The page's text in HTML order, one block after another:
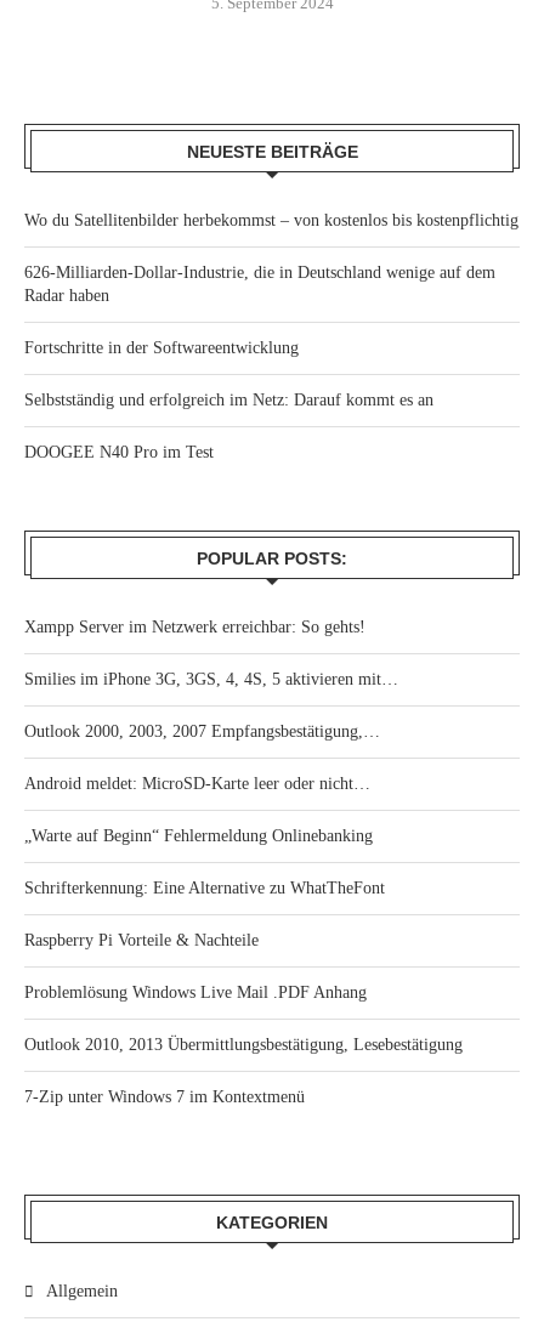
NEUESTE BEITRÄGE
Wo du Satellitenbilder herbekommst – von kostenlos bis kostenpflichtig
626-Milliarden-Dollar-Industrie, die in Deutschland wenige auf dem
Radar haben
Fortschritte in der Softwareentwicklung
Selbstständig und erfolgreich im Netz: Darauf kommt es an
DOOGEE N40 Pro im Test
POPULAR POSTS:
Xampp Server im Netzwerk erreichbar: So gehts!
Smilies im iPhone 3G, 3GS, 4, 4S, 5 aktivieren mit…
Outlook 2000, 2003, 2007 Empfangsbestätigung,…
Android meldet: MicroSD-Karte leer oder nicht…
„Warte auf Beginn“ Fehlermeldung Onlinebanking
Schrifterkennung: Eine Alternative zu WhatTheFont
Raspberry Pi Vorteile & Nachteile
Problemlösung Windows Live Mail .PDF Anhang
Outlook 2010, 2013 Übermittlungsbestätigung, Lesebestätigung
7-Zip unter Windows 7 im Kontextmenü
KATEGORIEN
Allgemein